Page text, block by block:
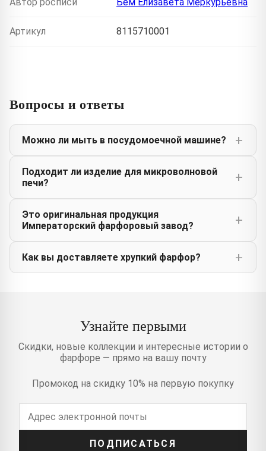
Артикул 8115710001
Вопросы и ответы
Можно ли мыть в посудомоечной машине?
Подходит ли изделие для микроволновой
печи?
Это оригинальная продукция
Императорский фарфоровый завод?
Как вы доставляете хрупкий фарфор?
Узнайте первыми
Скидки, новые коллекции и интересные истории о
фарфоре — прямо на вашу почту
Промокод на скидку 10% на первую покупку
ПОДПИСАТЬСЯ